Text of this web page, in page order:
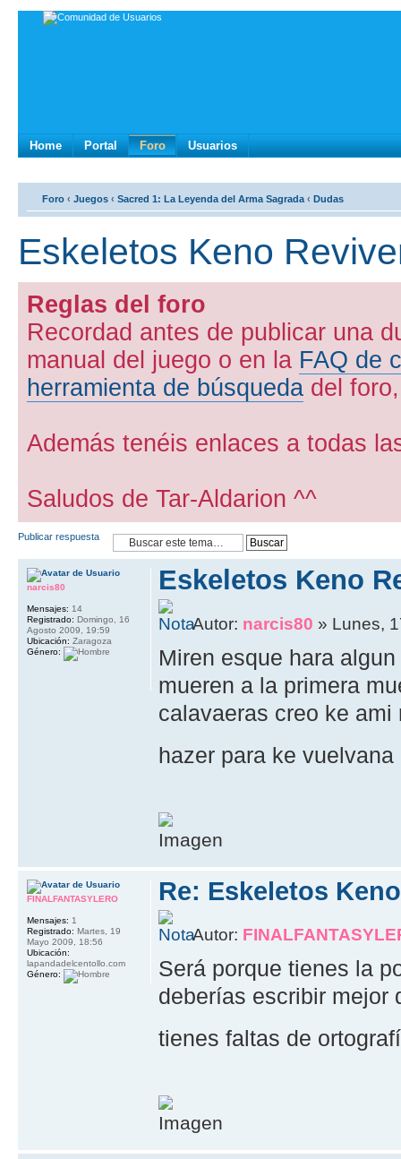
Home Portal Foro Usuarios
Foro ‹ Juegos ‹ Sacred 1: La Leyenda del Arma Sagrada ‹ Dudas
Eskeletos Keno
Reglas del foro
Recordad antes de publicar una
manual del juego o en la FAQ de
herramienta de búsqueda del
Además tenéis enlaces a todas
Saludos de Tar-Aldarion ^^
Publicar respuesta
Eskeletos Keno
Autor: narcis80 » Lunes,
Miren esque hara
mueren a la primera
calavaeras creo ke
hazer para ke
narcis80
Mensajes: 14
Registrado: Domingo, 16
Agosto 2009, 19:59
Ubicación: Zaragoza
Género:
Re: Eskeletos
Autor:
Será porque tienes la
deberías escribir mejor
tienes faltas de
FINALFANTASYLERO
Mensajes: 1
Registrado: Martes, 19
Mayo 2009, 18:56
Ubicación:
lapandadelcentollo.com
Género: